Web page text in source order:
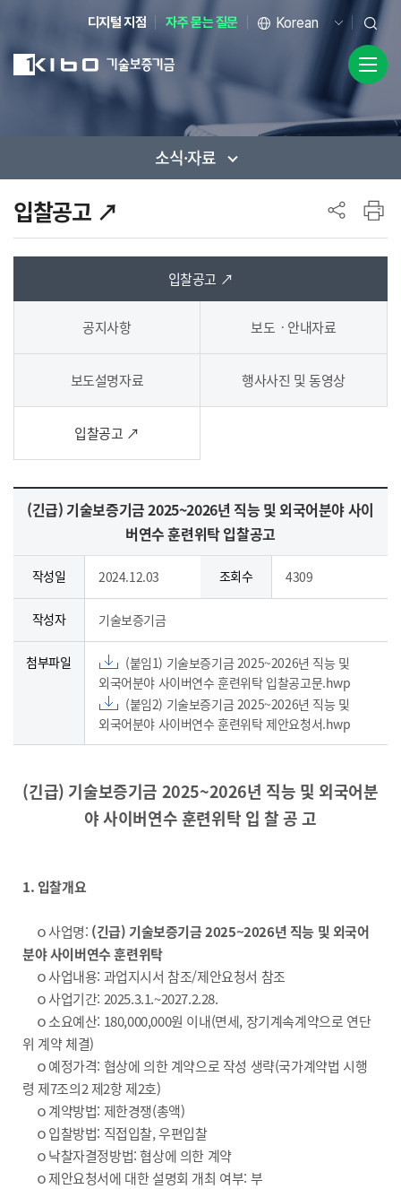
디지털 지점 자주 묻는 질문
사이드 메뉴
소식·자료
입찰공고 ↗
입찰공고 ↗
공지사항 보도ㆍ안내자료
보도설명자료 행사사진 및 동영상
입찰공고 ↗
(긴급) 기술보증기금 2025~2026년 직능 및 외국어분야 사이
버연수 훈련위탁 입찰공고
작성일 2024.12.03 조회수 4309
작성자 기술보증기금
첨부파일
(붙임1) 기술보증기금 2025~2026년 직능 및
외국어분야 사이버연수 훈련위탁 입찰공고문.hwp
(붙임2) 기술보증기금 2025~2026년 직능 및
외국어분야 사이버연수 훈련위탁 제안요청서.hwp
(긴급) 기술보증기금 2025~2026년 직능 및 외국어분
야 사이버연수 훈련위탁 입 찰 공 고
1. 입찰개요
ｏ사업명: (긴급) 기술보증기금 2025~2026년 직능 및 외국어
분야 사이버연수 훈련위탁
ｏ사업내용: 과업지시서 참조/제안요청서 참조
ｏ사업기간: 2025.3.1.~2027.2.28.
ｏ소요예산: 180,000,000원 이내(면세, 장기계속계약으로 연단
위 계약 체결)
ｏ예정가격: 협상에 의한 계약으로 작성 생략(국가계약법 시행
령 제7조의2 제2항 제2호)
ｏ계약방법: 제한경쟁(총액)
ｏ입찰방법: 직접입찰, 우편입찰
ｏ낙찰자결정방법: 협상에 의한 계약
ｏ제안요청서에 대한 설명회 개최 여부: 부